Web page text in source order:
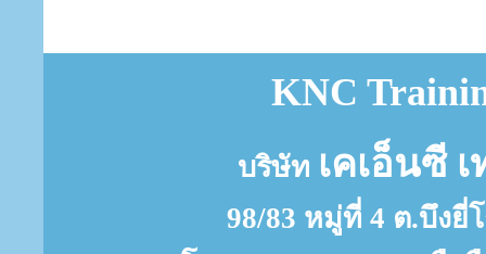
KNC
บริษัท เคเอ็นซี
98/83 หมู่ที่ 4 ต.บึงยี่